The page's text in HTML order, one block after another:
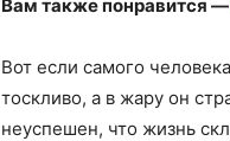
Вам также понравится —
Вот если самого
тоскливо, а в жару он
неуспешен, что жизнь